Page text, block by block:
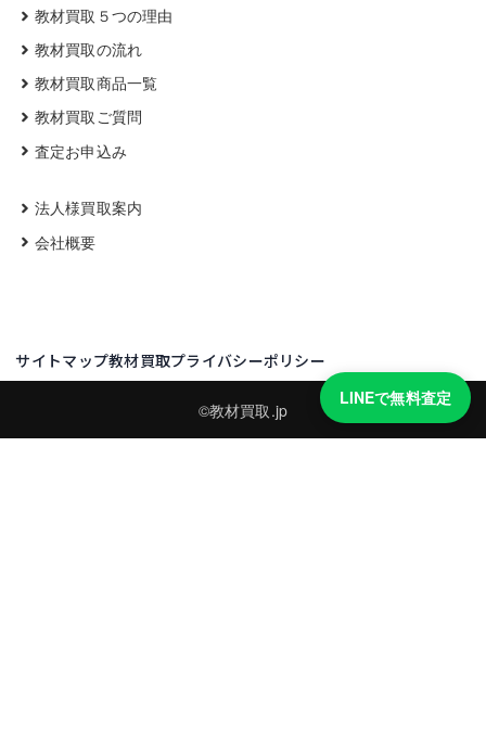
教材買取５つの理由
教材買取の流れ
教材買取商品一覧
教材買取ご質問
査定お申込み
法人様買取案内
会社概要
サイトマップ教材買取プライバシーポリシー
©教材買取.jp
LINEで無料査定